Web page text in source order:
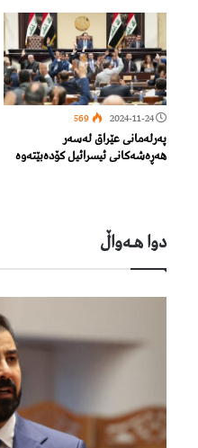
2024-11-24
569
پەرلەمانی عێراق لەسەر
هەڕەشەکانی ئیسرائیل کۆدەبێتەوە
دوا هـه‌واڵ